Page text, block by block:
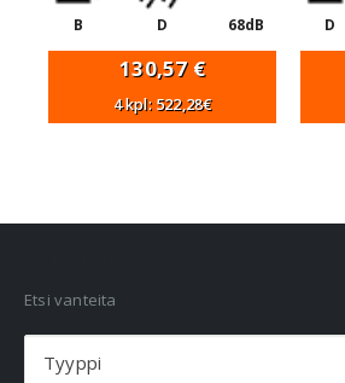
B D 68dB
130,57 €
4 kpl: 522,28€
D
Etsi vanteita
Tyyppi